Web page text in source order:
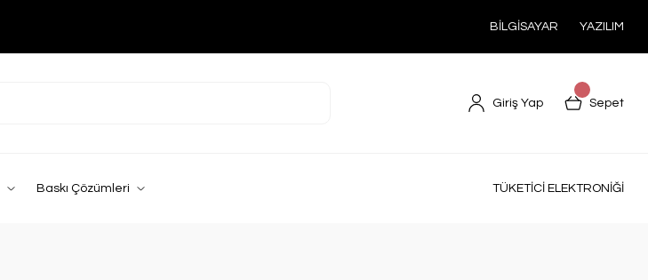
BİLGİSAYAR YAZILIM
Giriş Yap Sepet
Baskı Çözümleri TÜKETİCİ ELEKTRONİĞİ